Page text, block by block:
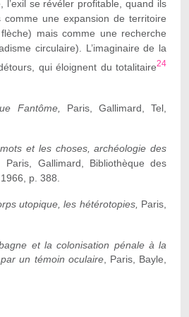
l’exil se révéler profitable, quand ils
une expansion de territoire
mais comme une recherche
circulaire). L’imaginaire de la
qui éloignent du totalitaire24
Fantôme,
Paris, Gallimard, Tel,
et les choses, archéologie des
Paris, Gallimard, Bibliothèque des
p. 388.
utopique, les hétérotopies, Paris,
et la colonisation pénale à la
un témoin oculaire, Paris, Bayle,